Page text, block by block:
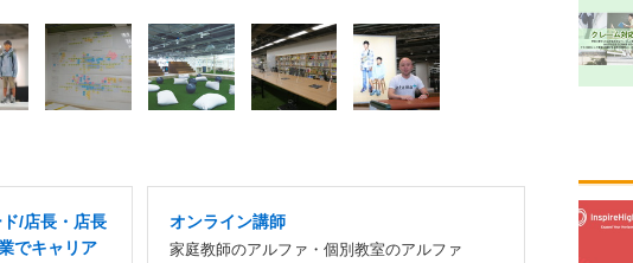
/店長・店長
でキャリア
オンライン講師
家庭教師のアルファ・個別教室のアルファ